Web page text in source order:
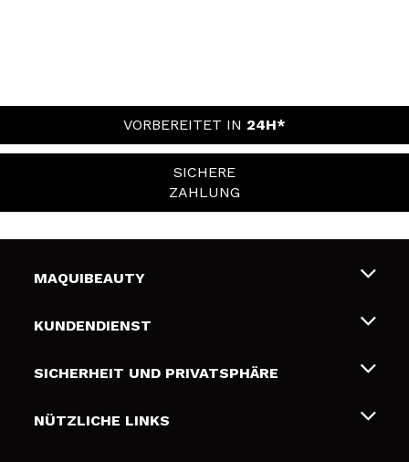
VORBEREITET IN 24H*
SICHERE
ZAHLUNG
MAQUIBEAUTY
Über uns
Geschenkkarten
KUNDENDIENST
Liefer- und Versandkosten
Zahlung
SICHERHEIT UND PRIVATSPHÄRE
Bedingungen und Datenschutz
NÜTZLICHE LINKS